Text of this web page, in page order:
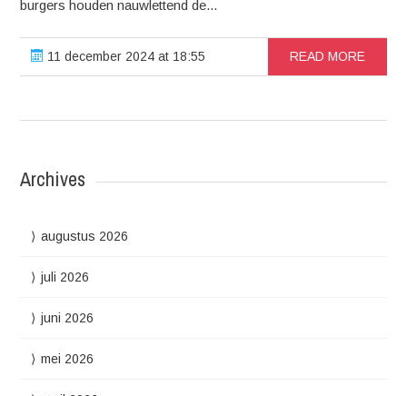
burgers houden nauwlettend de...
11 december 2024 at 18:55 READ MORE
Archives
augustus 2026
juli 2026
juni 2026
mei 2026